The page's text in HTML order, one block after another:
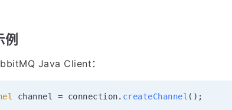
例
Java Client：
channel = connection. createChannel ( ) ;